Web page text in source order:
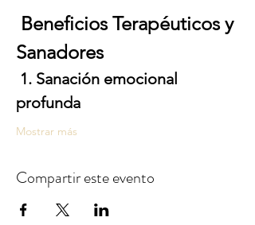
Beneficios Terapéuticos y
Sanadores
1. Sanación emocional
profunda
Mostrar más
Compartir este evento